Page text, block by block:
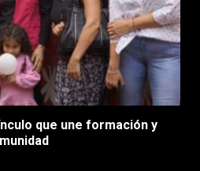
que une formación y